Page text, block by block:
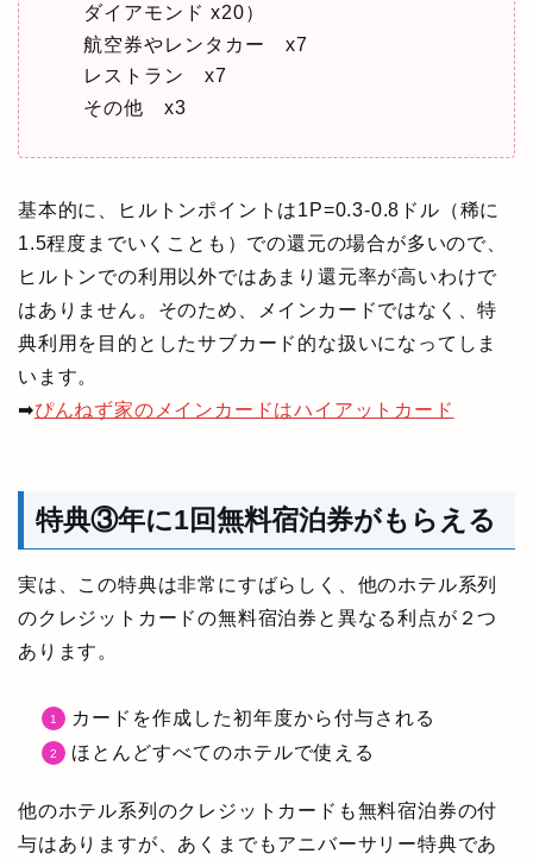
ダイアモンド x20）
航空券やレンタカー x7
レストラン x7
その他 x3
基本的に、ヒルトンポイントは1P=0.3-0.8ドル（稀に
1.5程度までいくことも）での還元の場合が多いので、
ヒルトンでの利用以外ではあまり還元率が高いわけで
はありません。そのため、メインカードではなく、特
典利用を目的としたサブカード的な扱いになってしま
います。
➡ぴんねず家のメインカードはハイアットカード
特典③年に1回無料宿泊券がもらえる
実は、この特典は非常にすばらしく、他のホテル系列
のクレジットカードの無料宿泊券と異なる利点が２つ
あります。
カードを作成した初年度から付与される
ほとんどすべてのホテルで使える
他のホテル系列のクレジットカードも無料宿泊券の付
与はありますが、あくまでもアニバーサリー特典であ